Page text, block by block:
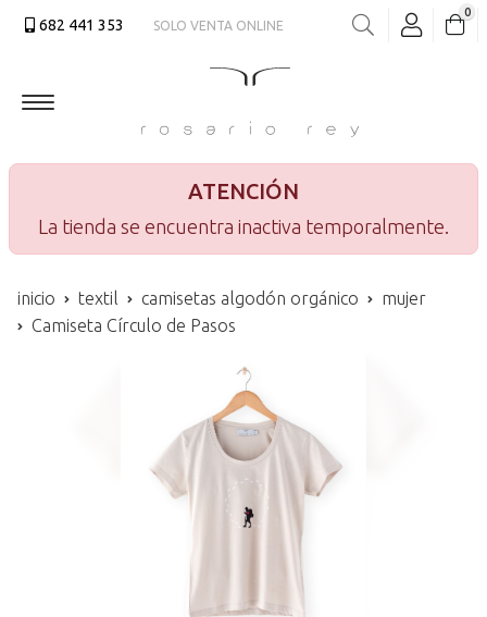
682 441 353
SOLO VENTA ONLINE
Buscar
0
ATENCIÓN
La tienda se encuentra inactiva temporalmente.
inicio textil camisetas algodón orgánico
mujer
Camiseta Círculo de Pasos